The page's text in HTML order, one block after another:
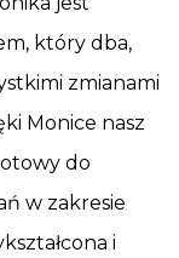
który dba,
zmianami
Monice nasz
do
w zakresie
i